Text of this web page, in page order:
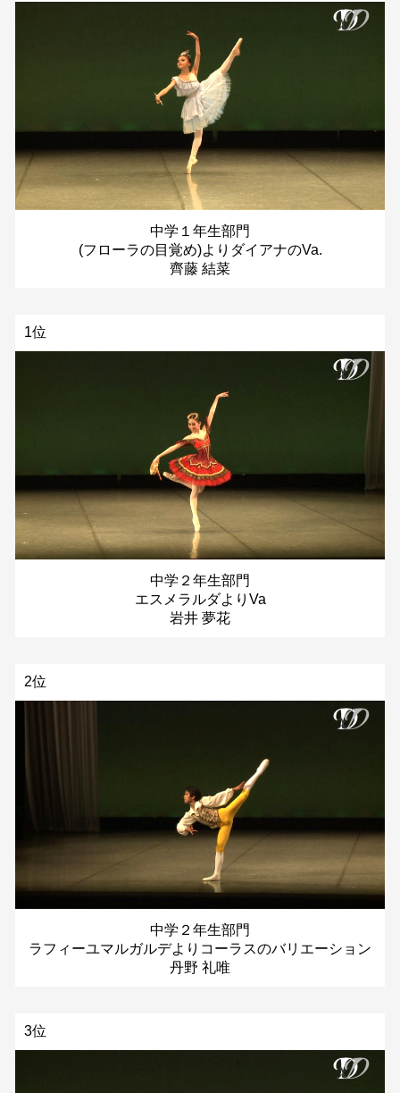
中学１年生部門
(フローラの目覚め)よりダイアナのVa.
齊藤 結菜
1位
中学２年生部門
エスメラルダよりVa
岩井 夢花
2位
中学２年生部門
ラフィーユマルガルデよりコーラスのバリエーション
丹野 礼唯
3位